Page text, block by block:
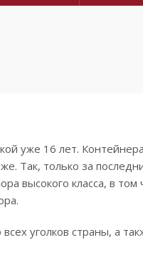
уже 16 лет.
Так, только за
высокого класса, в том
уголков страны, а